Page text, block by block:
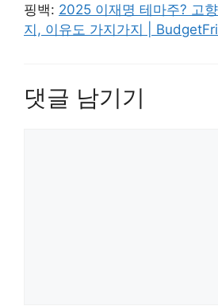
핑백: 2025 이재명 테마주? 고
지, 이유도 가지가지 |
댓글 남기기